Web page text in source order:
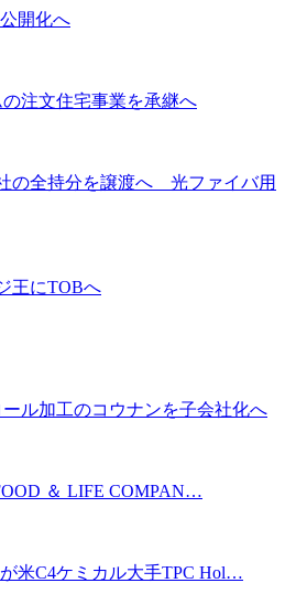
開化へ
注文住宅事業を承継へ
の全持分を譲渡へ 光ファイバ用
王にTOBへ
ル加工のコウナンを子会社化へ
＆ LIFE COMPAN…
米C4ケミカル大手TPC Hol…